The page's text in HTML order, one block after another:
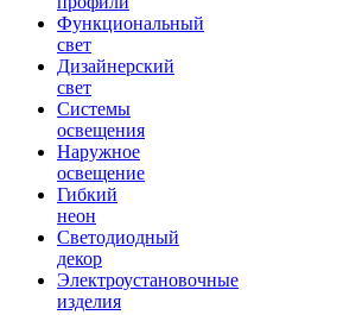
Функциональный
свет
Дизайнерский
свет
Системы
освещения
Наружное
освещение
Гибкий
неон
Светодиодный
декор
Электроустановочные
изделия